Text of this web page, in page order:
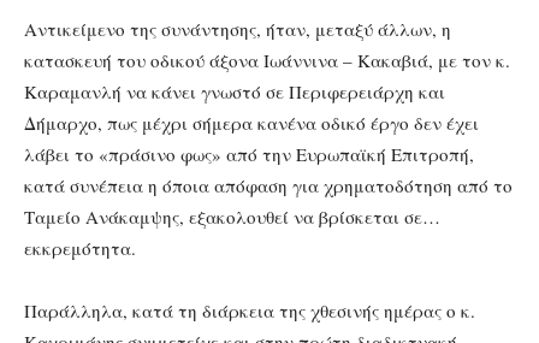
Αντικείμενο της συνάντησης, ήταν, μεταξύ άλλων, η
κατασκευή του οδικού άξονα Ιωάννινα – Κακαβιά, με τον κ.
Καραμανλή να κάνει γνωστό σε Περιφερειάρχη και
Δήμαρχο, πως μέχρι σήμερα κανένα οδικό έργο δεν έχει
λάβει το «πράσινο φως» από την Ευρωπαϊκή Επιτροπή,
κατά συνέπεια η όποια απόφαση για χρηματοδότηση από το
Ταμείο Ανάκαμψης, εξακολουθεί να βρίσκεται σε…
εκκρεμότητα.
Παράλληλα, κατά τη διάρκεια της χθεσινής ημέρας ο κ.